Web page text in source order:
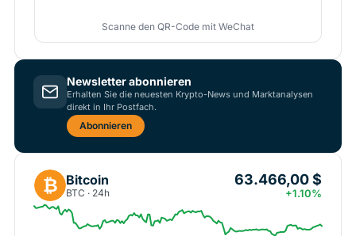
Scanne den QR-Code mit WeChat
Newsletter abonnieren
Erhalten Sie die neuesten Krypto-News und Marktanalysen
direkt in Ihr Postfach.
Abonnieren
₿ Bitcoin
BTC · 24h
63.466,00 $
+1.10%